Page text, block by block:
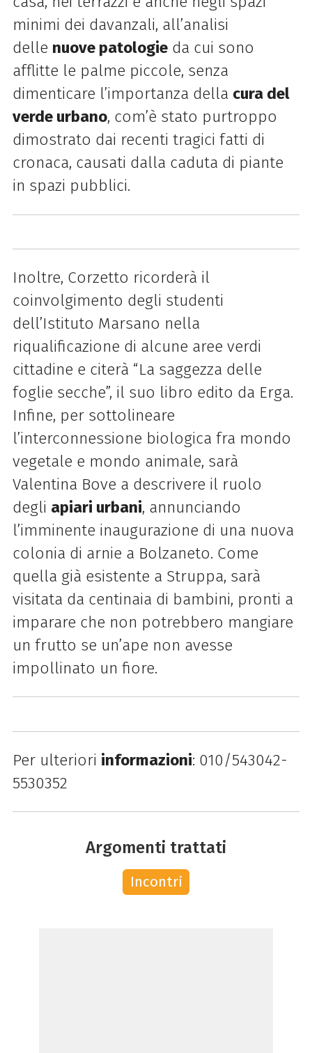
minimi dei davanzali, all’analisi
delle nuove patologieda cui sono
afflitte le palme piccole, senza
dimenticare l’importanza della cura del
verde urbano, com’è stato purtroppo
dimostrato dai recenti tragici fatti di
cronaca, causati dalla caduta di piante
in spazi pubblici.
Inoltre, Corzetto ricorderà il
coinvolgimento degli studenti
dell’Istituto Marsano nella
riqualificazione di alcune aree verdi
cittadine e citerà “La saggezza delle
foglie secche”, il suo libro edito da Erga.
Infine, per sottolineare
l’interconnessione biologica fra mondo
vegetale e mondo animale, sarà
Valentina Bove a descrivere il ruolo
degli apiari urbani, annunciando
l’imminente inaugurazione di una nuova
colonia di arnie a Bolzaneto. Come
quella già esistente a Struppa, sarà
visitata da centinaia di bambini, pronti a
imparare che non potrebbero mangiare
un frutto se un’ape non avesse
impollinato un fiore.
Per ulteriori informazioni: 010/543042-
5530352
Argomenti trattati
Incontri